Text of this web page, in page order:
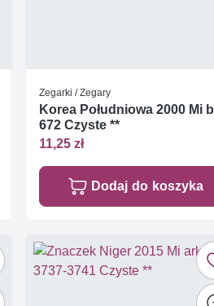
Zegarki / Zegary
Korea Południowa 2000 Mi bl
672 Czyste **
11,25 zł
Dodaj do koszyka